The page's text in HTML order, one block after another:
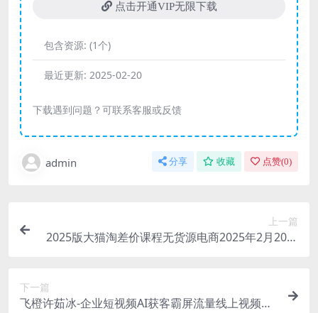
点击开通VIP无限下载
包含资源: (1个)
最近更新: 2025-02-20
下载遇到问题？可联系客服或反馈
admin 分享 收藏 点赞(0)
上一篇
2025版大猫淘差价课程无货源电商2025年2月20日
下一篇
飞橙许茹冰-企业短视频AI获客霸屏流量线上视频课